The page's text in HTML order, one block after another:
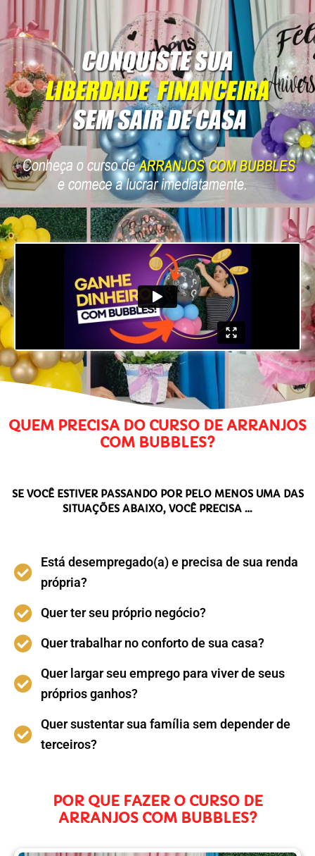
QUEM PRECISA DO CURSO DE ARRANJOS
COM BUBBLES?
SE VOCÊ ESTIVER PASSANDO POR PELO MENOS UMA DAS
SITUAÇÕES ABAIXO, VOCÊ PRECISA …
Está desempregado(a) e precisa de sua renda
própria?
Quer ter seu próprio negócio?
Quer trabalhar no conforto de sua casa?
Quer largar seu emprego para viver de seus
próprios ganhos?
Quer sustentar sua família sem depender de
terceiros?
POR QUE FAZER O CURSO DE
ARRANJOS COM BUBBLES?